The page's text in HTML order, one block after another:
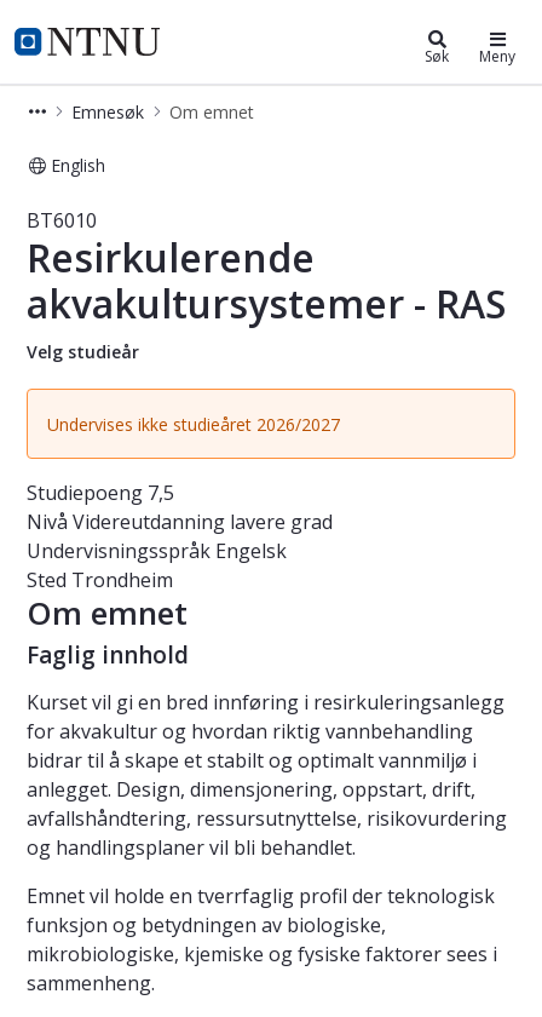
NTNU Hjemmeside
Studier Søk Meny
Emnesøk Om emnet
English
Emne - Resirkulerende
BT6010
Resirkulerende
akvakultursystemer - RAS
Velg studieår
Undervises ikke studieåret 2026/2027
Studiepoeng 7,5
Nivå Videreutdanning lavere grad
Undervisningsspråk Engelsk
Sted Trondheim
Om emnet
Faglig innhold
Kurset vil gi en bred innføring i resirkuleringsanlegg
for akvakultur og hvordan riktig vannbehandling
bidrar til å skape et stabilt og optimalt vannmiljø i
anlegget. Design, dimensjonering, oppstart, drift,
avfallshåndtering, ressursutnyttelse, risikovurdering
og handlingsplaner vil bli behandlet.
Emnet vil holde en tverrfaglig profil der teknologisk
funksjon og betydningen av biologiske,
mikrobiologiske, kjemiske og fysiske faktorer sees i
sammenheng.